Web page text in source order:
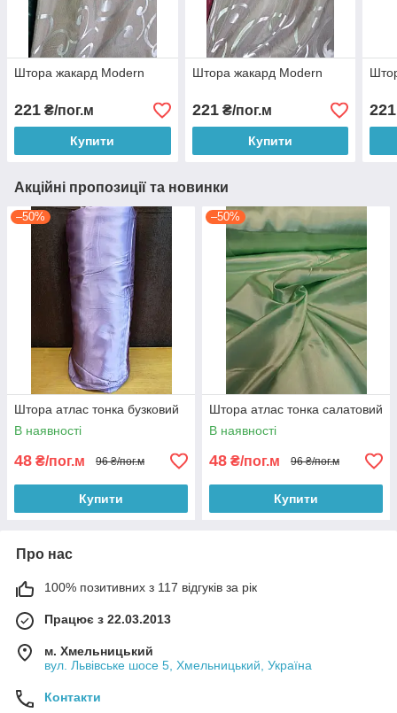
Штора жакард Modern
221 ₴/пог.м
Купити
Штора жакард Modern
221₴/пог.м
Купити
221
Акційні пропозиції та новинки
–50%
Штора атлас тонка бузковий
В наявності
48 ₴/пог.м 96 ₴/пог.м
Купити
–50%
Штора атлас тонка салатовий
В наявності
48 ₴/пог.м 96 ₴/пог.м
Купити
Про нас
100% позитивних з 117 відгуків за рік
Працює з 22.03.2013
м. Хмельницький
вул. Львівське шосе 5, Хмельницький, Україна
Контакти